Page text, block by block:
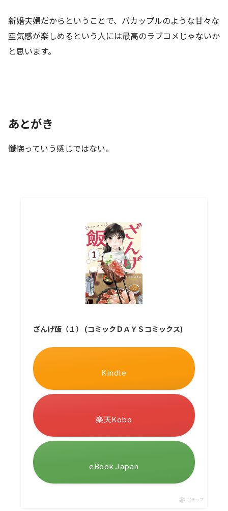
新婚夫婦だからということで、バカップルのような甘々な
空気感が楽しめるという人には最高のラブコメじゃないか
と思います。
あとがき
懺悔っていう感じではない。
ざんげ飯（１） (コミックＤＡＹＳコミックス)
Kindle
楽天Kobo
eBook Japan
ポチップ